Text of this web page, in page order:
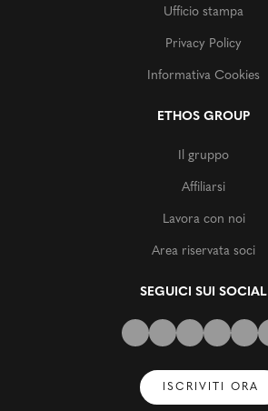
Ufficio stampa
Privacy Policy
Informativa Cookies
ETHOS GROUP
Il gruppo
Affiliarsi
Lavora con noi
Area riservata soci
SEGUICI SUI SOCIAL
ISCRIVITI ORA